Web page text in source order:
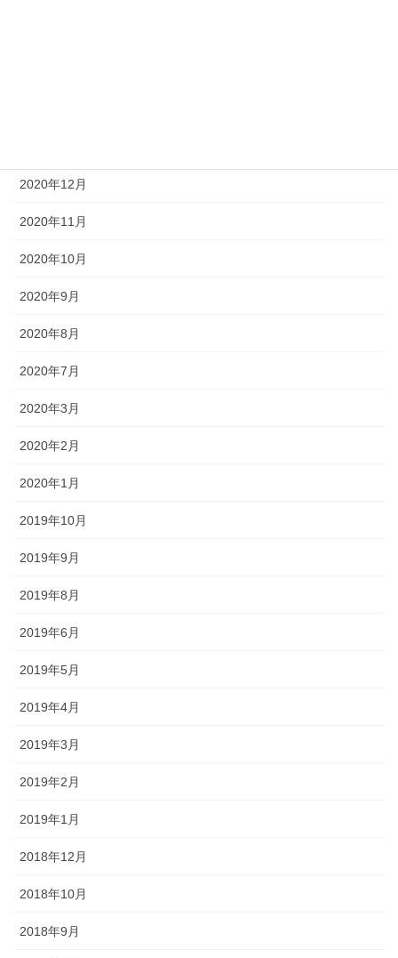
2020年12月
2020年11月
2020年10月
2020年9月
2020年8月
2020年7月
2020年3月
2020年2月
2020年1月
2019年10月
2019年9月
2019年8月
2019年6月
2019年5月
2019年4月
2019年3月
2019年2月
2019年1月
2018年12月
2018年10月
2018年9月